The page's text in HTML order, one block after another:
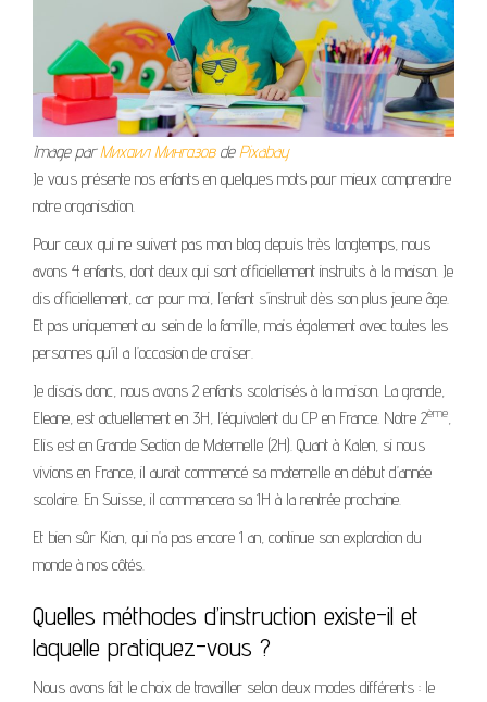
Image parМихаил Мингазовde Pixabay
Je vous présente nos enfants en quelques mots pour mieux comprendre
notre organisation.
Pour ceux qui ne suivent pas mon blog depuis très longtemps, nous
avons 4 enfants, dont deux qui sont officiellement instruits à la maison. Je
dis officiellement, car pour moi, l’enfant s’instruit dès son plus jeune âge.
Et pas uniquement au sein de la famille, mais également avec toutes les
personnes qu’il a l’occasion de croiser.
Je disais donc, nous avons 2 enfants scolarisés à la maison. La grande,
Eleane, est actuellement en 3H, l’équivalent du CP en France. Notre 2ème
Elis est en Grande Section de Maternelle (2H). Quant à Kalen, si nous
vivions en France, il aurait commencé sa maternelle en début d’année
scolaire. En Suisse, il commencera sa 1H à la rentrée prochaine.
Et bien sûr Kian, qui n’a pas encore 1 an, continue son exploration du
monde à nos côtés.
Quelles méthodes d’instruction existe-il et
laquelle pratiquez-vous ?
Nous avons fait le choix de travailler selon deux modes différents : le